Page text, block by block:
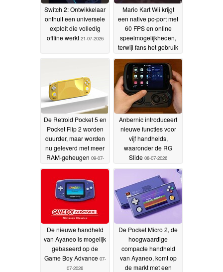
Switch 2: Ontwikkelaar
onthult een universele
exploit die volledig
offline werkt 21-07-2026
Mario Kart Wii krijgt
een native pc-port met
60 FPS en online
speelmogelijkheden,
terwijl fans het gebruik
19-
07-2026
De Retroid Pocket 5 en
Pocket Flip 2 worden
duurder, maar worden
nu geleverd met meer
RAM-geheugen 09-07-
2026
Anbernic introduceert
nieuwe functies voor
vijf handhelds,
waaronder de RG
Slide 08-07-2026
De nieuwe handheld
van Ayaneo is mogelijk
gebaseerd op de
Game Boy Advance 07-
07-2026
De Pocket Micro 2, de
hoogwaardige
compacte handheld
van Ayaneo, komt op
de markt met een